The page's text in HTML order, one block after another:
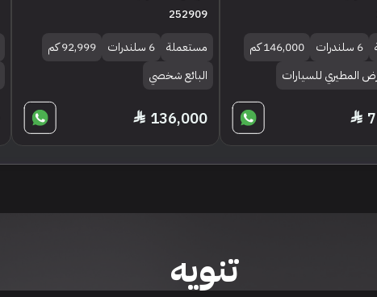
6 سلندرات
146,000 كم
المطيري للسيارات
252909
مستعملة 6 سلندرات
92,999 كم
البائع شخصي
136,000
تنويه